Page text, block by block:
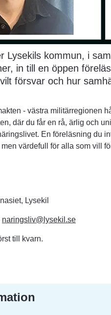
Lysekils kommun, i
in till en öppen
försvar och hur
- västra militärregionen
där du får en rå, ärlig och
En föreläsning du
värdefull för alla som vill
Lysekil
naringsliv@lysekil.se
till kvarn.